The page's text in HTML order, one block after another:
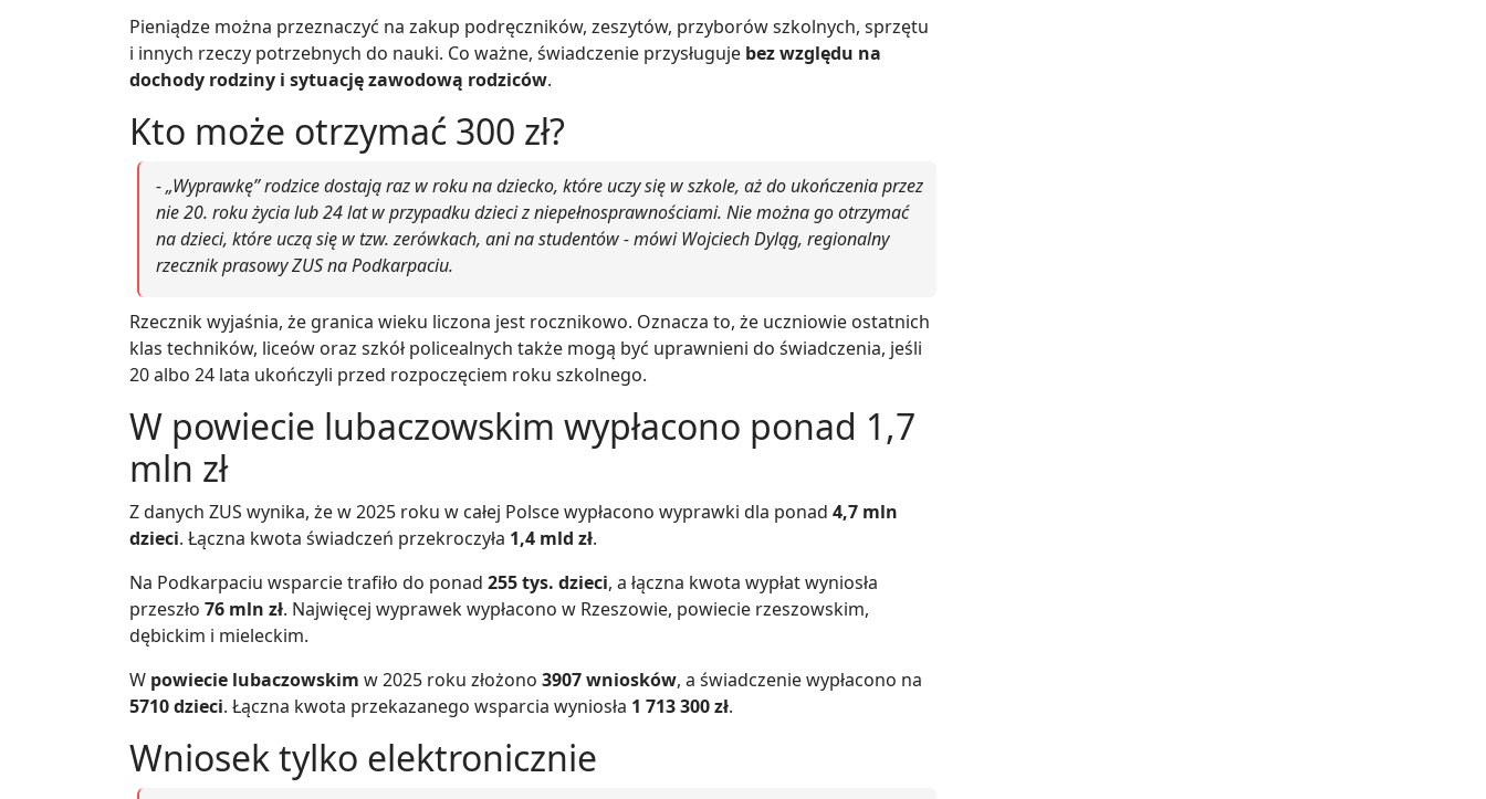
Pieniądze można przeznaczyć na zakup podręczników, zeszytów, przyborów szkolnych, sprzętu
i innych rzeczy potrzebnych do nauki. Co ważne, świadczenie przysługuje bez względu na
dochody rodziny i sytuację zawodową rodziców.
Kto może otrzymać 300 zł?
- „Wyprawkę” rodzice dostają raz w roku na dziecko, które uczy się w szkole, aż do ukończenia przez
nie 20. roku życia lub 24 lat w przypadku dzieci z niepełnosprawnościami. Nie można go otrzymać
na dzieci, które uczą się w tzw. zerówkach, ani na studentów - mówi Wojciech Dyląg, regionalny
rzecznik prasowy ZUS na Podkarpaciu.
Rzecznik wyjaśnia, że granica wieku liczona jest rocznikowo. Oznacza to, że uczniowie ostatnich
klas techników, liceów oraz szkół policealnych także mogą być uprawnieni do świadczenia, jeśli
20 albo 24 lata ukończyli przed rozpoczęciem roku szkolnego.
W powiecie lubaczowskim wypłacono ponad 1,7
mln zł
Z danych ZUS wynika, że w 2025 roku w całej Polsce wypłacono wyprawki dla ponad 4,7 mln
dzieci. Łączna kwota świadczeń przekroczyła 1,4 mld zł.
Na Podkarpaciu wsparcie trafiło do ponad 255 tys. dzieci, a łączna kwota wypłat wyniosła
przeszło 76 mln zł. Najwięcej wyprawek wypłacono w Rzeszowie, powiecie rzeszowskim,
dębickim i mieleckim.
W powiecie lubaczowskim w 2025 roku złożono 3907 wniosków, a świadczenie wypłacono na
5710 dzieci. Łączna kwota przekazanego wsparcia wyniosła 1 713 300 zł.
Wniosek tylko elektronicznie